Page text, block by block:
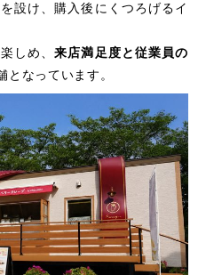
設け、購入後にくつろげるイ
しめ、来店満足度と従業員の
となっています。